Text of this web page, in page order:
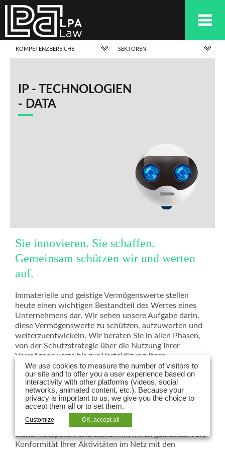
KOMPETENZBEREICHE SEKTOREN
IP - TECHNOLOGIEN
- DATA
Sie innovieren. Sie schaffen.
Gemeinsam schützen wir und werten
auf.
Immaterielle und geistige Vermögenswerte stellen
heute einen wichtigen Bestandteil des Wertes eines
Unternehmens dar. Wir sehen unsere Aufgabe darin,
diese Vermögenswerte zu schützen, aufzuwerten und
weiterzuentwickeln. Wir beraten Sie in allen Phasen,
von der Schutzstrategie über die Nutzung Ihrer
Vermögenswerte bis zur Verteidigung Ihrer
immateriellen Werte vor den Gerichten.
In einer Welt, in der Technologien und Daten ein
unumgänglicher Bestandteil aller Aktivitäten geworden
sind, unterstützen wir Sie auch bei der Konzeption
Ihrer IT-Projekte und -Verträge. Wir betreuen Sie
darüber hinaus bei der Implementierung einer IT-
Sicherheitspolitik und stellen mit Ihnen gemeinsam die
Konformität Ihrer Aktivitäten im Netz mit den
We use cookies to measure the number of visitors to
our site and to offer you a user experience based on
interactivity with other platforms (videos, social
networks, animated content, etc.). Because your
privacy is important to us, we give you the choice to
accept them all or to set them.
Customize OK, accept all